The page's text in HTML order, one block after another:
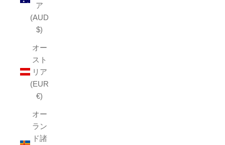
ア
(AUD
$)
オー
スト
リア
(EUR
€)
オー
ラン
ド諸